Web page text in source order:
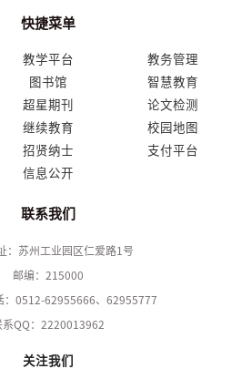
快捷菜单
教学平台
教务管理
图书馆
智慧教育
超星期刊
论文检测
继续教育
校园地图
招贤纳士
支付平台
信息公开
联系我们
：苏州工业园区仁爱路1号
邮编：215000
：0512-62955666、62955777
系QQ：2220013962
关注我们